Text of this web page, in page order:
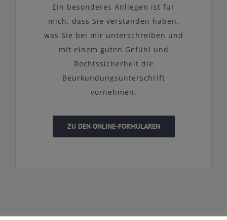
Ein besonderes Anliegen ist für
mich, dass Sie verstanden haben,
was Sie bei mir unterschreiben und
mit einem guten Gefühl und
Rechtssicherheit die
Beurkundungsunterschrift
vornehmen.
ZU DEN ONLINE-FORMULAREN